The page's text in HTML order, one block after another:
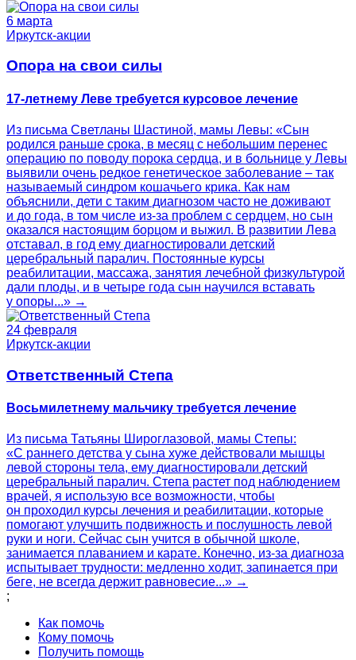
6 марта
Иркутск-акции
Опора на свои силы
17-летнему Леве требуется курсовое лечение
Из письма Светланы Шастиной, мамы Левы: «Сын
родился раньше срока, в месяц с небольшим перенес
операцию по поводу порока сердца, и в больнице у Левы
выявили очень редкое генетическое заболевание – так
называемый синдром кошачьего крика. Как нам
объяснили, дети с таким диагнозом часто не доживают
и до года, в том числе из-за проблем с сердцем, но сын
оказался настоящим борцом и выжил. В развитии Лева
отставал, в год ему диагностировали детский
церебральный паралич. Постоянные курсы
реабилитации, массажа, занятия лечебной физкультурой
дали плоды, и в четыре года сын научился вставать
у опоры...» →
24 февраля
Иркутск-акции
Ответственный Степа
Восьмилетнему мальчику требуется лечение
Из письма Татьяны Широглазовой, мамы Степы:
«С раннего детства у сына хуже действовали мышцы
левой стороны тела, ему диагностировали детский
церебральный паралич. Степа растет под наблюдением
врачей, я использую все возможности, чтобы
он проходил курсы лечения и реабилитации, которые
помогают улучшить подвижность и послушность левой
руки и ноги. Сейчас сын учится в обычной школе,
занимается плаванием и карате. Конечно, из-за диагноза
испытывает трудности: медленно ходит, запинается при
беге, не всегда держит равновесие...» →
;
Как помочь
Кому помочь
Получить помощь